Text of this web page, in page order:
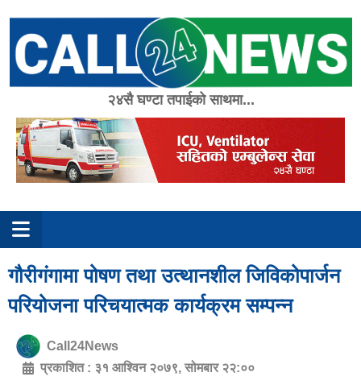
content
२४सै घण्टा तपाईको साथमा...
गौरीगंगामा पोषण तथा उत्थानशील जिविकोपार्जन
परियोजना परिचयात्मक कार्यक्रम सम्पन्न
Call24News
प्रकाशित : ३१ आश्विन २०७९, सोमबार २२:००